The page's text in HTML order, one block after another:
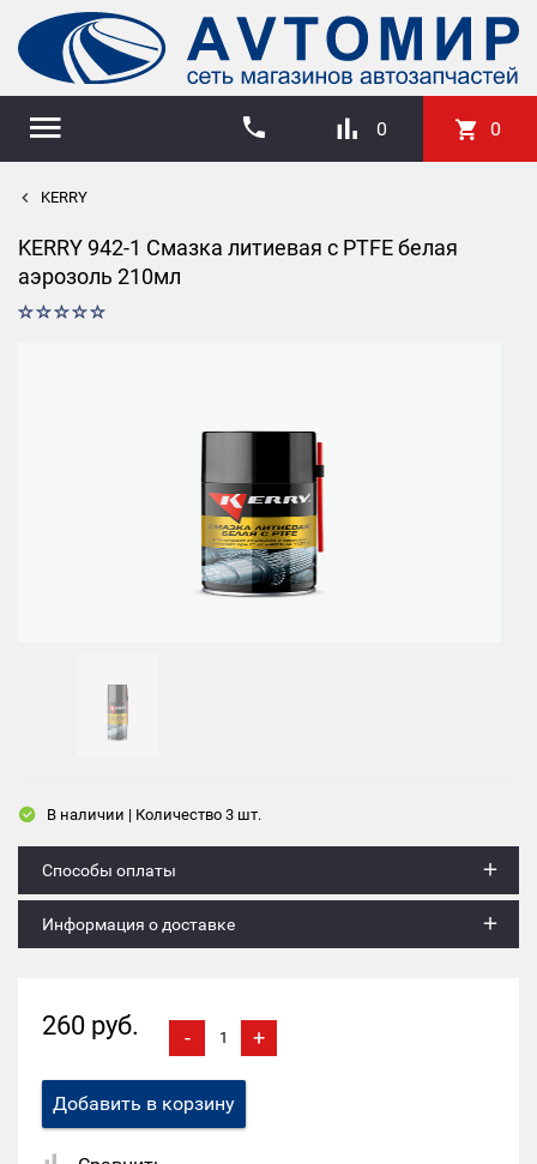
0 0
KERRY
KERRY 942-1 Смазка литиевая с PTFE белая
аэрозоль 210мл
В наличии | Количество 3 шт.
Способы оплаты
Информация о доставке
260 руб. - +
Добавить в корзину